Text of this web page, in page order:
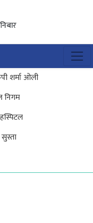
शर्मा ओली
सुस्ता